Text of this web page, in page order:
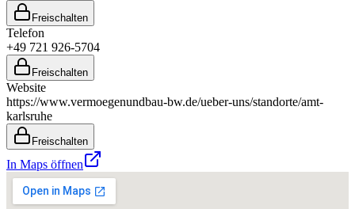
Freischalten
Telefon
+49 721 926-5704
Freischalten
Website
https://www.vermoegenundbau-bw.de/ueber-uns/standorte/amt-
karlsruhe
Freischalten
In Maps öffnen